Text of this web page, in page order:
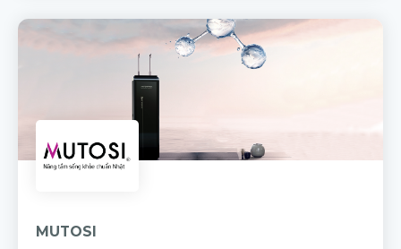
MUTOSI